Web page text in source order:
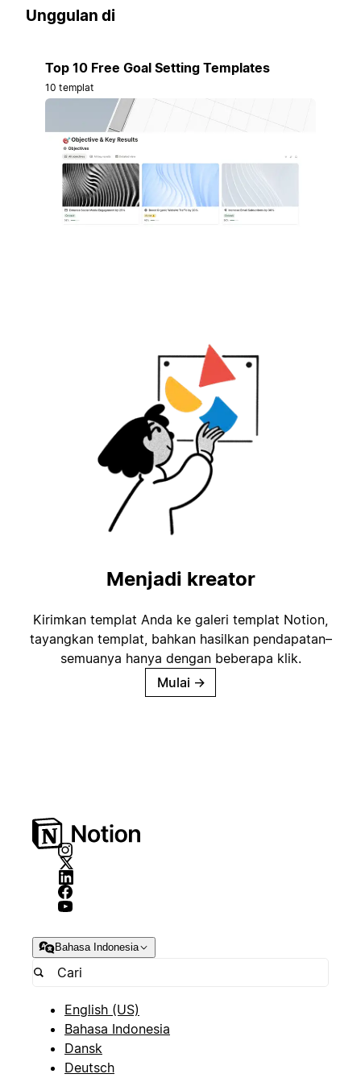
Unggulan di
Top 10 Free Goal Setting Templates
10 templat
Menjadi kreator
Kirimkan templat Anda ke galeri templat Notion,
tayangkan templat, bahkan hasilkan pendapatan–
semuanya hanya dengan beberapa klik.
Mulai →
Bahasa Indonesia
English (US)
Bahasa Indonesia
Dansk
Deutsch